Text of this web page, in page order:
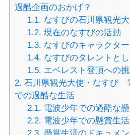
過酷企画のおかげ？
1.1. なすびの石川県観光
1.2. 現在のなすびの活動
1.3. なすびのキャラクタ
1.4. なすびのタレントと
1.5. エベレスト登頂への
2. 石川県観光大使・なすび
での過酷な生活
2.1. 電波少年での過酷な
2.2. 電波少年での懸賞生